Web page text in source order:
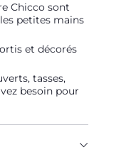
Chicco sont
petites mains
et décorés
tasses,
besoin pour